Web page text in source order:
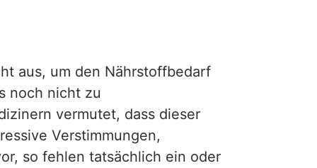
aus, um den Nährstoffbedarf
noch nicht zu
vermutet, dass dieser
Verstimmungen,
so fehlen tatsächlich ein oder